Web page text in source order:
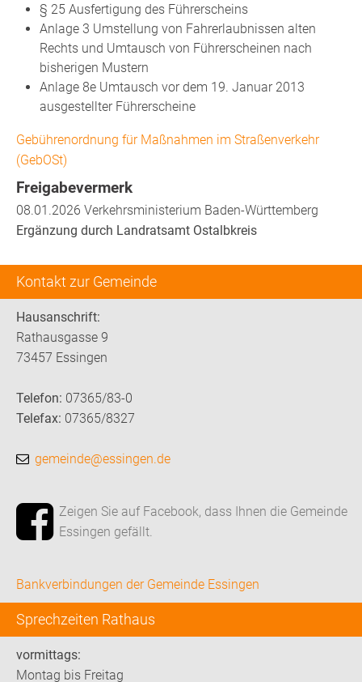
Kontakt zur Gemeinde
Hausanschrift:
Rathausgasse 9
73457 Essingen
Telefon: 07365/83-0
Telefax: 07365/8327
gemeinde@essingen.de
Zeigen Sie auf Facebook, dass Ihnen die Gemeinde
Essingen gefällt.
Bankverbindungen der Gemeinde Essingen
Sprechzeiten Rathaus
vormittags:
Montag bis Freitag
§ 25 Ausfertigung des Führerscheins
Anlage 3 Umstellung von Fahrerlaubnissen alten
Rechts und Umtausch von Führerscheinen nach
bisherigen Mustern
Anlage 8e Umtausch vor dem 19. Januar 2013
ausgestellter Führerscheine
Gebührenordnung für Maßnahmen im Straßenverkehr
(GebOSt)
Freigabevermerk
08.01.2026 Verkehrsministerium Baden-Württemberg
Ergänzung durch Landratsamt Ostalbkreis